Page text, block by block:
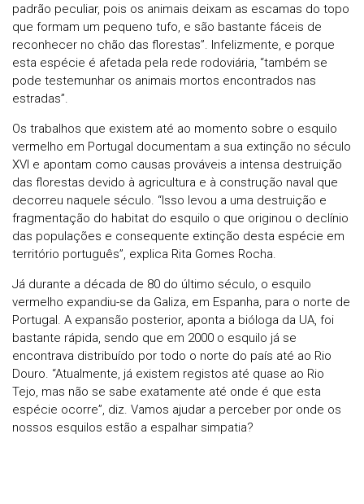
padrão peculiar, pois os animais deixam as escamas do topo
que formam um pequeno tufo, e são bastante fáceis de
reconhecer no chão das florestas”. Infelizmente, e porque
esta espécie é afetada pela rede rodoviária, “também se
pode testemunhar os animais mortos encontrados nas
estradas”.
Os trabalhos que existem até ao momento sobre o esquilo
vermelho em Portugal documentam a sua extinção no século
XVI e apontam como causas prováveis a intensa destruição
das florestas devido à agricultura e à construção naval que
decorreu naquele século. “Isso levou a uma destruição e
fragmentação do habitat do esquilo o que originou o declínio
das populações e consequente extinção desta espécie em
território português”, explica Rita Gomes Rocha.
Já durante a década de 80 do último século, o esquilo
vermelho expandiu-se da Galiza, em Espanha, para o norte de
Portugal. A expansão posterior, aponta a bióloga da UA, foi
bastante rápida, sendo que em 2000 o esquilo já se
encontrava distribuído por todo o norte do país até ao Rio
Douro. “Atualmente, já existem registos até quase ao Rio
Tejo, mas não se sabe exatamente até onde é que esta
espécie ocorre”, diz. Vamos ajudar a perceber por onde os
nossos esquilos estão a espalhar simpatia?